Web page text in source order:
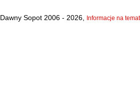
Dawny Sopot 2006 - 2026, Informacje na